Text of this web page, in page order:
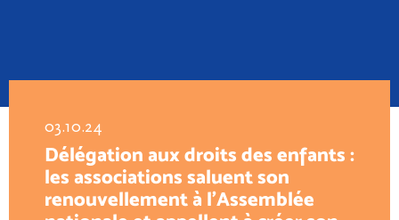
03.10.24
Délégation aux droits des enfants :
les associations saluent son
renouvellement à l’Assemblée